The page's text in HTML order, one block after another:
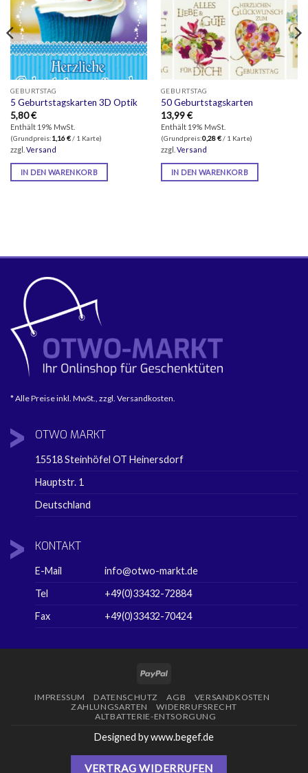
GEBURTSTAG
5 Geburtstagskarten 3D Optik
5,80€
Enthält 19% MwSt.
(Grundpreis:1,16€/ 1 Karte)
zzgl. Versand
IN DEN WARENKORB
GEBURTSTAG
50 Geburtstagskarten
13,99€
Enthält 19% MwSt.
(Grundpreis:0,28€/ 1 Karte)
zzgl. Versand
IN DEN WARENKORB
* Alle Preise inkl. MwSt., zzgl. Versandkosten.
OTWO MARKT
15518 Steinhöfel OT Heinersdorf
Hauptstr. 1
Deutschland
KONTAKT
E-Mail
info@otwo-markt.de
Tel
+49(0)33432-72884
Fax
+49(0)33432-70424
PayPal
IMPRESSUM DATENSCHUTZ AGB
VERSANDKOSTEN
ZAHLUNGSARTEN
WIDERRUFSRECHT
ALTBATTERIE-ENTSORGUNG
Designed by www.begef.de
VERTRAG WIDERRUFEN